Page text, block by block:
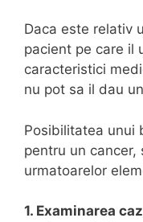
Daca este relativ
pacient pe care il
caracteristici
nu pot sa il dau
Posibilitatea unui
pentru un
urmatoarelor
1. Examinarea